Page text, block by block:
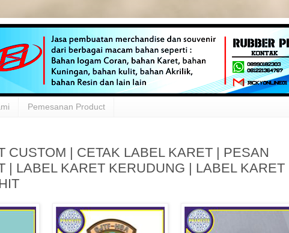
Pemesanan Product
CUSTOM | CETAK LABEL KARET | PESAN
| LABEL KARET KERUDUNG | LABEL KARET